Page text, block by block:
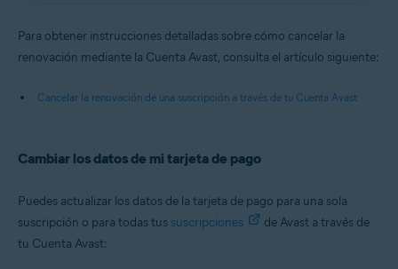
Para obtener instrucciones detalladas sobre cómo cancelar la
renovación mediante la Cuenta Avast, consulta el artículo siguiente:
Cancelar la renovación de una suscripción a través de tu Cuenta Avast
Cambiar los datos de mi tarjeta de pago
Puedes actualizar los datos de la tarjeta de pago para una sola
suscripción o para todas tus suscripciones
de Avast a través de
tu Cuenta Avast: